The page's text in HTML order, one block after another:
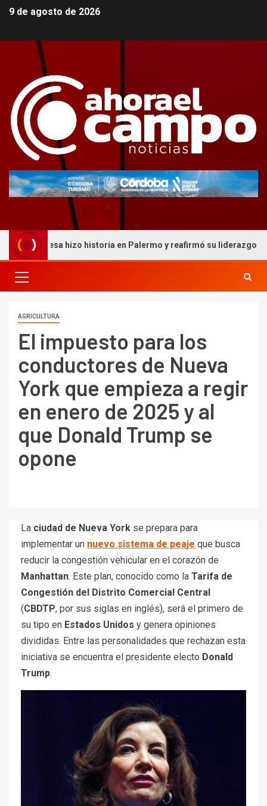
9 de agosto de 2026
hizo historia en Palermo y reafirmó su liderazgo nacional
AGRICULTURA
El impuesto para los
conductores de Nueva
York que empieza a regir
en enero de 2025 y al
que Donald Trump se
opone
La ciudad de Nueva York se prepara para
implementar un nuevo sistema de peaje que busca
reducir la congestión vehicular en el corazón de
Manhattan. Este plan, conocido como la Tarifa de
Congestión del Distrito Comercial Central
(CBDTP, por sus siglas en inglés), será el primero de
su tipo en Estados Unidos y genera opiniones
divididas. Entre las personalidades que rechazan esta
iniciativa se encuentra el presidente electo Donald
Trump.